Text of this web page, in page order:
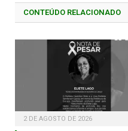
CONTEÚDO RELACIONADO
2 DE AGOSTO DE 2026